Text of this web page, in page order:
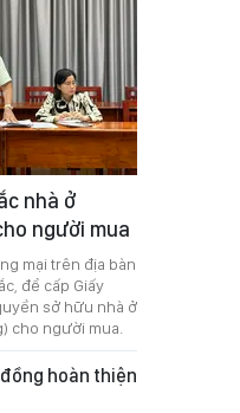
nhà ở
người mua
mại trên địa bàn
để cấp Giấy
sở hữu nhà ở
cho người mua.
hoàn thiện